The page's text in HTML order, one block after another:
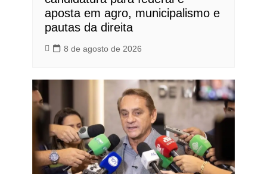
aposta em agro, municipalismo e
pautas da direita
8 de agosto de 2026